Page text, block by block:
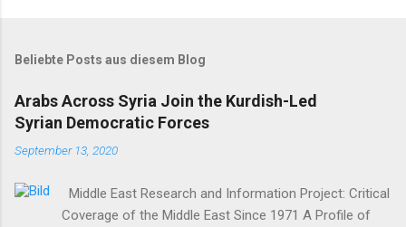
Beliebte Posts aus diesem Blog
Arabs Across Syria Join the Kurdish-Led
Syrian Democratic Forces
September 13, 2020
Middle East Research and Information Project: Critical
Coverage of the Middle East Since 1971 A Profile of